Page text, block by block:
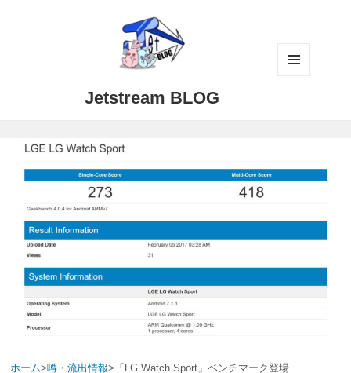
Jetstream BLOG
ホーム>噂・流出情報> 「LG Watch Sport」ベンチマーク登場